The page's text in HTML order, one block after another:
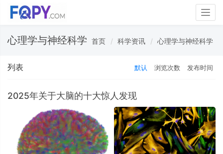
心理学与神经科学 首页 科学资讯 心理学与神经科学
列表 默认 浏览次数 发布时间
2025年关于大脑的十大惊人发现